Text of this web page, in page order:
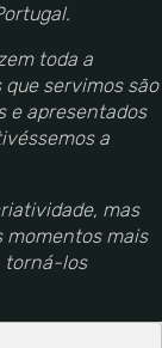
toda a
servimos são
e apresentados
a
mas
momentos mais
torná-los